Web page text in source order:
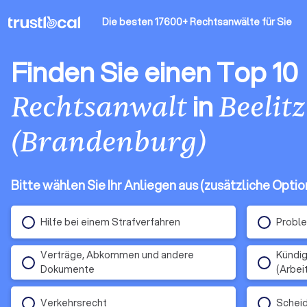
Die besten 17600+ Rechtsanwälte für Sie
Finden Sie einen Top 10
RechtsanwaltinBeelitz
(Brandenburg)
Bitte wählen Sie Ihr Anliegen aus (zusätzliche
Hilfe bei einem Strafverfahren
Verträge, Abkommen und andere
Dokumente
Verkehrsrecht